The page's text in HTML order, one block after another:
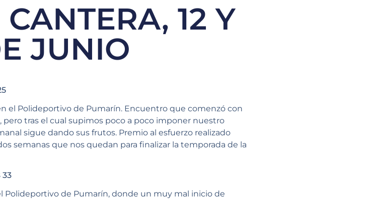
12 Y
JUNIO
el Polideportivo de Pumarín. Encuentro que comenzó con
tras el cual supimos poco a poco imponer nuestro
sigue dando sus frutos. Premio al esfuerzo realizado
semanas que nos quedan para finalizar la temporada de la
33
Polideportivo de Pumarín, donde un muy mal inicio de